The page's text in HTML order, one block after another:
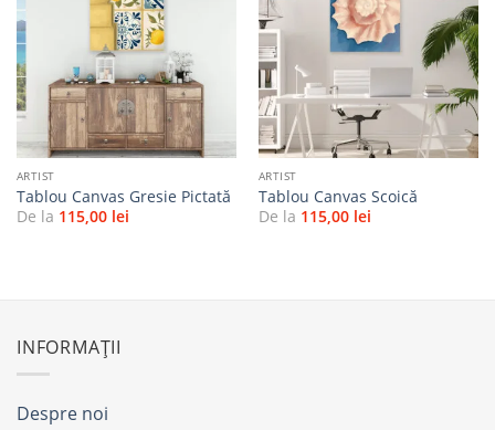
favorite
ARTIST
Tablou Canvas Gresie Pictată
De la 115,00 lei
Adaugă
la
favorite
ARTIST
Tablou Canvas Scoică
De la 115,00 lei
INFORMAȚII
Despre noi